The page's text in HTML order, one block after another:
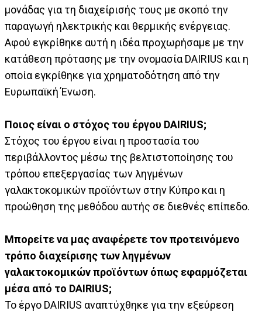
μονάδας για τη διαχείρισής τους με σκοπό την
παραγωγή ηλεκτρικής και θερμικής ενέργειας.
Αφού εγκρίθηκε αυτή η ιδέα προχωρήσαμε με την
κατάθεση πρότασης με την ονομασία DAIRIUS και η
οποία εγκρίθηκε για χρηματοδότηση από την
Ευρωπαϊκή Ένωση.
Ποιος είναι ο στόχος του έργου DAIRIUS;
Στόχος του έργου είναι η προστασία του
περιβάλλοντος μέσω της βελτιστοποίησης του
τρόπου επεξεργασίας των ληγμένων
γαλακτοκομικών προϊόντων στην Κύπρο και η
προώθηση της μεθόδου αυτής σε διεθνές επίπεδο.
Μπορείτε να μας αναφέρετε τον προτεινόμενο
τρόπο διαχείρισης των ληγμένων
γαλακτοκομικών προϊόντων όπως εφαρμόζεται
μέσα από το DAIRIUS;
Το έργο DAIRIUS αναπτύχθηκε για την εξεύρεση